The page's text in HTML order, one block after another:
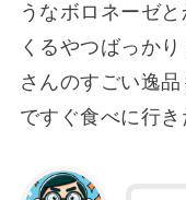
うなボロネーゼ
くるやつばっか
さんのすごい逸
ですぐ食べに行き